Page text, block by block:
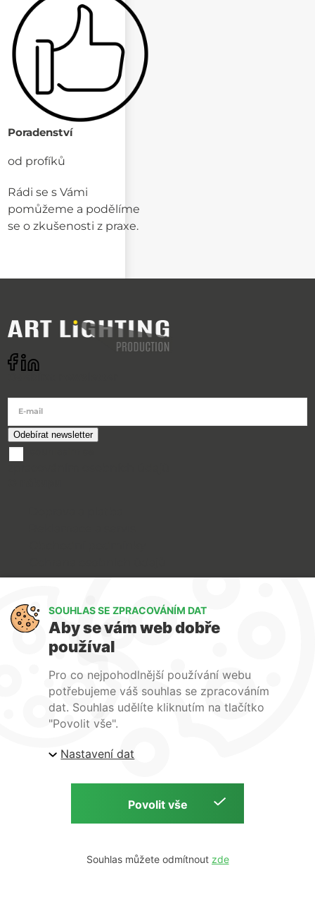
Poradenství
od profíků
Rádi se s Vámi
pomůžeme a podělíme
se o zkušenosti z praxe.
E-mail
O nás
Kontakty
| ARTlighting.cz, Komenského 427 Újezd u Brna, 664
Copyright © 2026 | ARTlighting.cz | by
SOUHLAS SE ZPRACOVÁNÍM DAT
Aby se vám web dobře
používal
Pro co nejpohodlnější používání webu
potřebujeme váš souhlas se zpracováním
dat. Souhlas udělíte kliknutím na tlačítko
"Povolit vše".
Nastavení dat
Souhlas můžete odmítnout